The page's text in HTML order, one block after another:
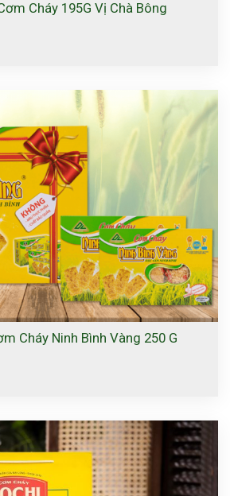
Cháy 195G Vị Chà Bông
Cháy Ninh Bình Vàng 250 G